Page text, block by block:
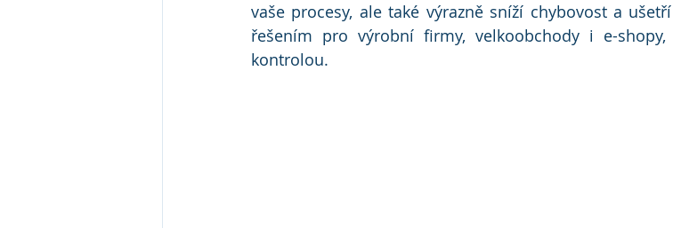
vaše procesy, ale také výrazně sníží chybovost a
řešením pro výrobní firmy, velkoobchody i e-
kontrolou.